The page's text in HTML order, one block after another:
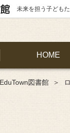
未来を担う子ども
HOME
EduTown図書館